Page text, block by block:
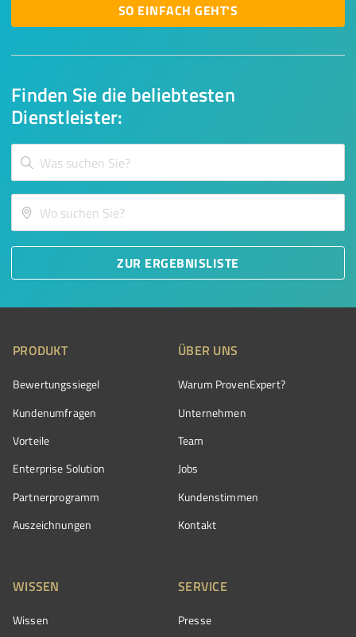
Finden Sie die beliebtesten
Dienstleister:
ZUR ERGEBNISLISTE
SO EINFACH GEHT'S
PRODUKT
Bewertungssiegel
Kundenumfragen
Vorteile
Enterprise Solution
Partnerprogramm
Auszeichnungen
ÜBER UNS
Warum ProvenExpert?
Unternehmen
Team
Jobs
Kundenstimmen
Kontakt
WISSEN
Wissen
SERVICE
Presse